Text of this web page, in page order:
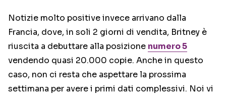
Notizie molto positive invece arrivano dalla
Francia, dove, in soli 2 giorni di vendita, Britney è
riuscita a debuttare alla posizione numero 5
vendendo quasi 20.000 copie. Anche in questo
caso, non ci resta che aspettare la prossima
settimana per avere i primi dati complessivi. Noi vi